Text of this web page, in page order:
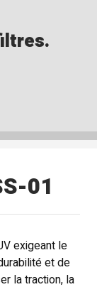
01
exigeant le
et de
la traction, la